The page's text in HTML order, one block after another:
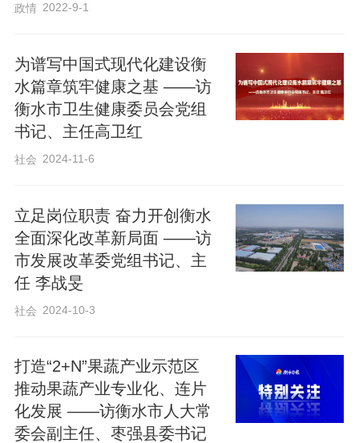
政情 2022-9-1
为谱写中国式现代化建设衡
水篇章筑牢健康之基 ——访
衡水市卫生健康委员会党组
书记、主任高卫红
社会 2024-11-6
立足岗位职责 奋力开创衡水
全面深化改革新局面 ——访
市发展改革委党组书记、主
任 李战旻
社会 2024-10-3
打造“2+N”果蔬产业示范区
推动果蔬产业专业化、连片
化发展 ——访衡水市人大常
委会副主任、枣强县委书记